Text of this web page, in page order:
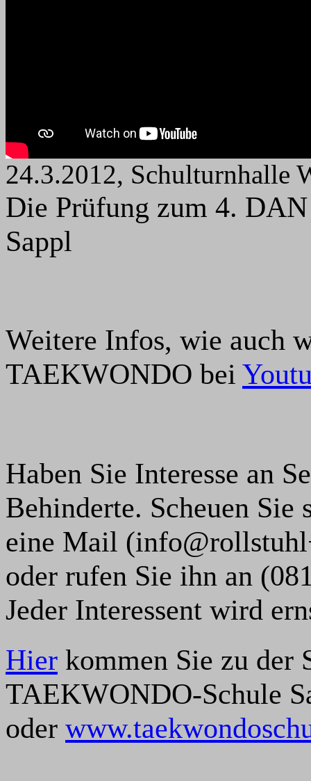
24.3.2012, Schulturnhalle
Die Prüfung zum 4.
Sappl
Weitere Infos, wie auch
TAEKWONDO bei
Haben Sie Interesse an
Behinderte. Scheuen Sie
eine Mail (
oder rufen Sie ihn an
Jeder Interessent wird
Hier kommen Sie zu der
TAEKWONDO-Schule
oder